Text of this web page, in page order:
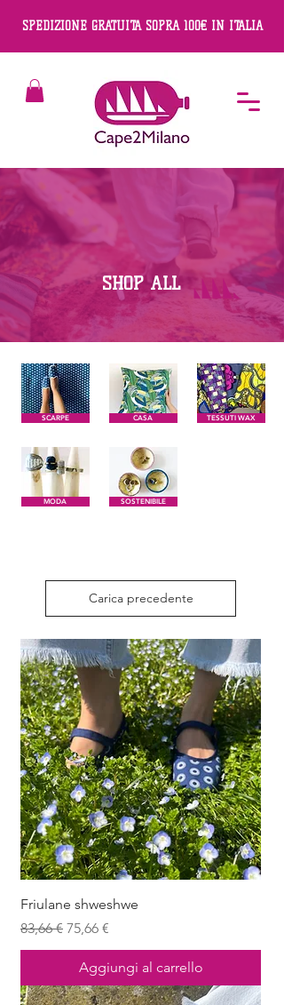
SPEDIZIONE GRATUITA SOPRA 100€ IN ITALIA
SHOP ALL
SCARPE
MODA
CASA
SOSTENIBILE
TESSUTI WAX
Carica precedente
Friulane shweshwe
Prezzo regolare
83,66 € Prezzo scontato
75,66 €
Aggiungi al carrello